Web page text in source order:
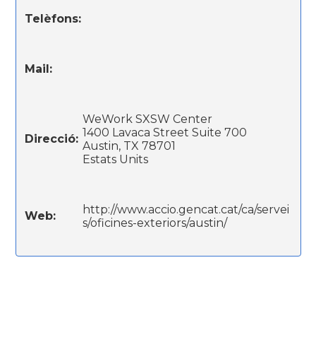
Telèfons:
Mail:
Direcció:
WeWork SXSW Center
1400 Lavaca Street Suite 700
Austin, TX 78701
Estats Units
Web:
http://www.accio.gencat.cat/ca/servei
s/oficines-exteriors/austin/